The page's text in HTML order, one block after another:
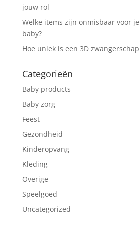
jouw rol
Welke items zijn onmisbaar voor
baby?
Hoe uniek is een 3D
Categorieën
Baby products
Baby zorg
Feest
Gezondheid
Kinderopvang
Kleding
Overige
Speelgoed
Uncategorized